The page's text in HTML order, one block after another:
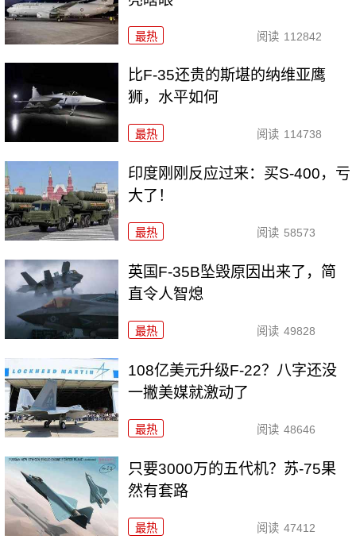
最热 阅读 112842
比F-35还贵的斯堪的纳维亚鹰
狮，水平如何
最热 阅读 114738
印度刚刚反应过来：买S-400，亏
大了！
最热 阅读 58573
英国F-35B坠毁原因出来了，简
直令人智熄
最热 阅读 49828
108亿美元升级F-22？八字还没
一撇美媒就激动了
最热 阅读 48646
只要3000万的五代机？苏-75果
然有套路
最热 阅读 47412